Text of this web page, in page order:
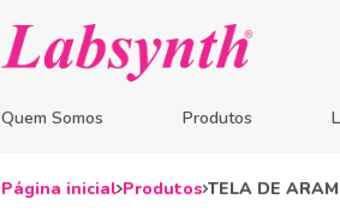
Quem Somos Produtos
Página inicial Produtos TELA DE